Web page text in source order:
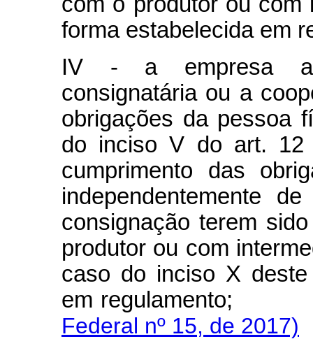
forma estabelecida em
IV - a empresa
consignatária ou a
obrigações da pessoa
do inciso V do art. 12
cumprimento das
independentemente
consignação terem
produtor ou com
caso do inciso X
em
Federal nº 15, de 2017)